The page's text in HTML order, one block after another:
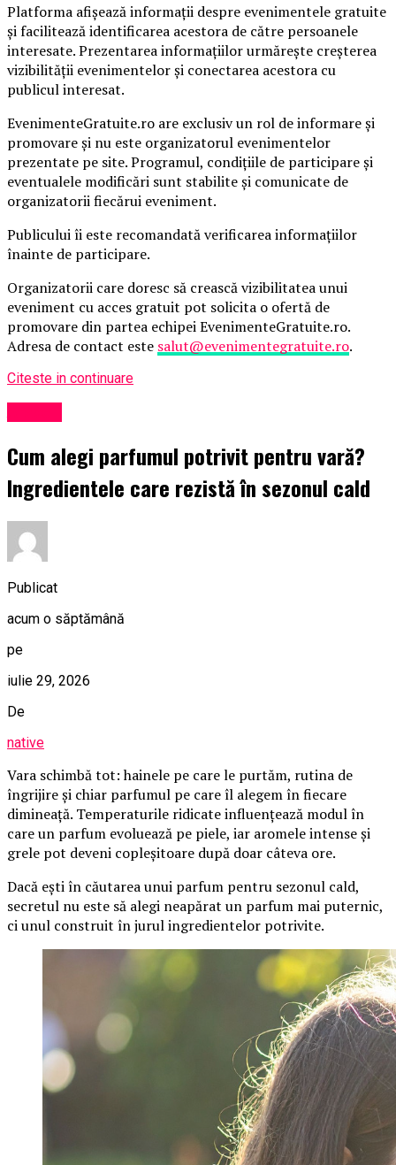
Platforma afișează informații despre evenimentele gratuite
și facilitează identificarea acestora de către persoanele
interesate. Prezentarea informațiilor urmărește creșterea
vizibilității evenimentelor și conectarea acestora cu
publicul interesat.
EvenimenteGratuite.ro are exclusiv un rol de informare și
promovare și nu este organizatorul evenimentelor
prezentate pe site. Programul, condițiile de participare și
eventualele modificări sunt stabilite și comunicate de
organizatorii fiecărui eveniment.
Publicului îi este recomandată verificarea informațiilor
înainte de participare.
Organizatorii care doresc să crească vizibilitatea unui
eveniment cu acces gratuit pot solicita o ofertă de
promovare din partea echipei EvenimenteGratuite.ro.
Adresa de contact este salut@evenimentegratuite.ro.
Citeste in continuare
Cum alegi parfumul potrivit pentru vară?
Ingredientele care rezistă în sezonul cald
Publicat
acum o săptămână
pe
iulie 29, 2026
De
native
Vara schimbă tot: hainele pe care le purtăm, rutina de
îngrijire și chiar parfumul pe care îl alegem în fiecare
dimineață. Temperaturile ridicate influențează modul în
care un parfum evoluează pe piele, iar aromele intense și
grele pot deveni copleșitoare după doar câteva ore.
Dacă ești în căutarea unui parfum pentru sezonul cald,
secretul nu este să alegi neapărat un parfum mai puternic,
ci unul construit în jurul ingredientelor potrivite.